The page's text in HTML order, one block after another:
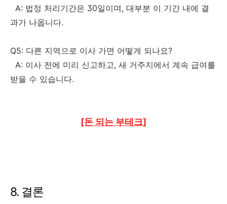
A: 법정 처리기간은 30일이며, 대부분 이 기간 내에 결
과가 나옵니다.
Q5: 다른 지역으로 이사 가면 어떻게 되나요?
A: 이사 전에 미리 신고하고, 새 거주지에서 계속 급여를
받을 수 있습니다.
[돈 되는 부테크]
8. 결론